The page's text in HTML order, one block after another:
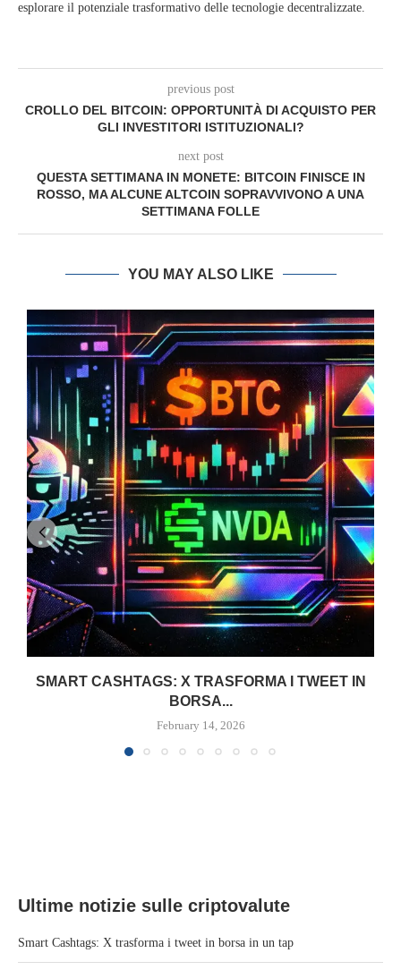
esplorare il potenziale trasformativo delle tecnologie decentralizzate.
previous post
CROLLO DEL BITCOIN: OPPORTUNITÀ DI ACQUISTO PER
GLI INVESTITORI ISTITUZIONALI?
next post
QUESTA SETTIMANA IN MONETE: BITCOIN FINISCE IN
ROSSO, MA ALCUNE ALTCOIN SOPRAVVIVONO A UNA
SETTIMANA FOLLE
YOU MAY ALSO LIKE
SMART CASHTAGS: X TRASFORMA I TWEET IN
BORSA...
February 14, 2026
Ultime notizie sulle criptovalute
Smart Cashtags: X trasforma i tweet in borsa in un tap